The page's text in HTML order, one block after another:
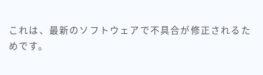
これは、最新のソフトウェアで不具合が修正されるた
めです。